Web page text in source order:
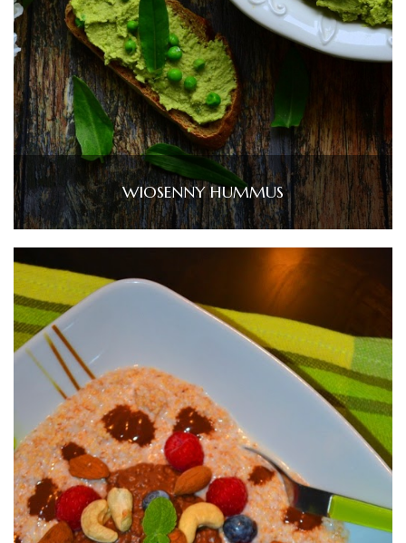
WIOSENNY HUMMUS